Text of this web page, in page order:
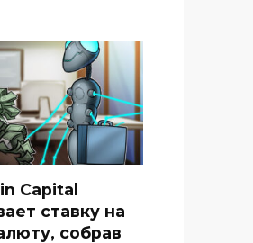
Capital
ставку на
собрав